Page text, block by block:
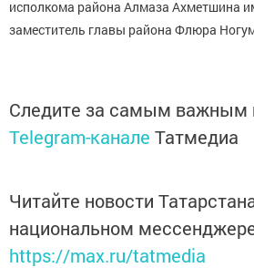
исполкома района Алмаза Ахметшина
заместитель главы района Флюра
Следите за самым важным
Telegram-канале Татмедиа
Читайте новости
национальном
https://max.ru/tatmedia